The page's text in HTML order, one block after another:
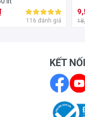
116 đánh giá
KẾT